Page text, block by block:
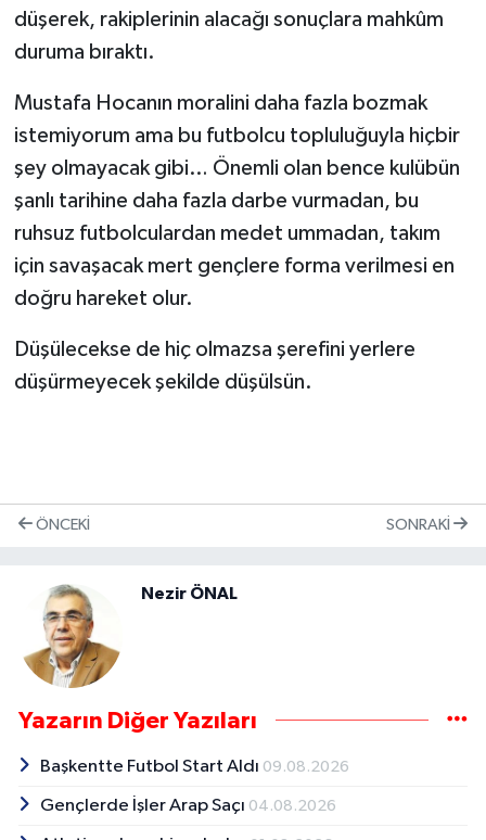
düşerek, rakiplerinin alacağı sonuçlara mahkûm
duruma bıraktı.
Mustafa Hocanın moralini daha fazla bozmak
istemiyorum ama bu futbolcu topluluğuyla hiçbir
şey olmayacak gibi… Önemli olan bence kulübün
şanlı tarihine daha fazla darbe vurmadan, bu
ruhsuz futbolculardan medet ummadan, takım
için savaşacak mert gençlere forma verilmesi en
doğru hareket olur.
Düşülecekse de hiç olmazsa şerefini yerlere
düşürmeyecek şekilde düşülsün.
ÖNCEKI SONRAKI
Nezir ÖNAL
Yazarın Diğer Yazıları
Başkentte Futbol Start Aldı 09.08.2026
Gençlerde İşler Arap Saçı 04.08.2026